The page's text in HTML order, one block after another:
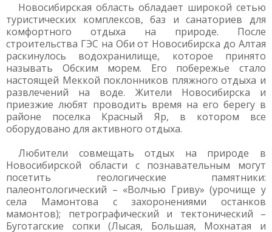
Новосибирская область обладает широкой сетью
туристических комплексов, баз и санаториев для
комфортного отдыха на природе. После
строительства ГЭС на Оби от Новосибирска до Алтая
раскинулось водохранилище, которое принято
называть Обским морем. Его побережье стало
настоящей Меккой поклонников пляжного отдыха и
развлечений на воде. Жители Новосибирска и
приезжие любят проводить время на его берегу в
районе поселка Красный Яр, в котором все
оборудовано для активного отдыха.
Любители совмещать отдых на природе в
Новосибирской области с познавательным могут
посетить геологические памятники:
палеонтологический – «Волчью Гриву» (урочище у
села Мамонтова с захоронениями останков
мамонтов); петрографический и тектонический –
Буготагские сопки (Лысая, Большая, Мохнатая и